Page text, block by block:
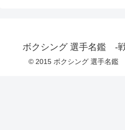
ボクシング 選手名鑑 -
© 2015 ボクシング 選手名鑑